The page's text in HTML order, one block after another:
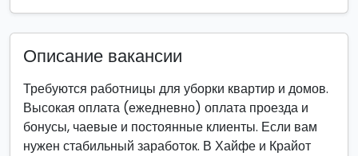
Описание вакансии
Требуются работницы для уборки квартир и домов.
Высокая оплата (ежедневно) оплата проезда и
бонусы, чаевые и постоянные клиенты. Если вам
нужен стабильный заработок. В Хайфе и Крайот